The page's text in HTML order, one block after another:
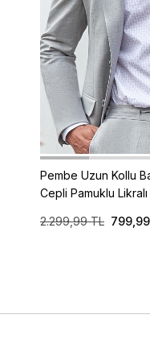
Pembe Uzun Kollu
Cepli Pamuklu
2.299,99 TL